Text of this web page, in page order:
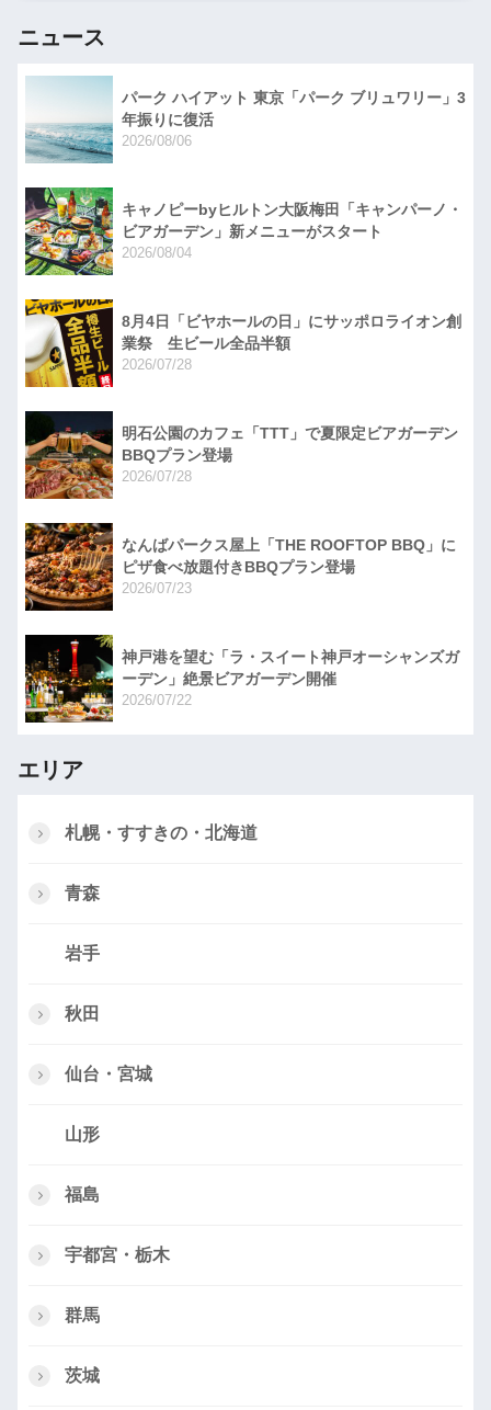
ニュース
パーク ハイアット 東京「パーク ブリュワリー」3
年振りに復活
2026/08/06
キャノピーbyヒルトン大阪梅田「キャンパーノ・
ビアガーデン」新メニューがスタート
2026/08/04
8月4日「ビヤホールの日」にサッポロライオン創
業祭 生ビール全品半額
2026/07/28
明石公園のカフェ「TTT」で夏限定ビアガーデン
BBQプラン登場
2026/07/28
なんばパークス屋上「THE ROOFTOP BBQ」に
ピザ食べ放題付きBBQプラン登場
2026/07/23
神戸港を望む「ラ・スイート神戸オーシャンズガ
ーデン」絶景ビアガーデン開催
2026/07/22
エリア
札幌・すすきの・北海道
青森
岩手
秋田
仙台・宮城
山形
福島
宇都宮・栃木
群馬
茨城